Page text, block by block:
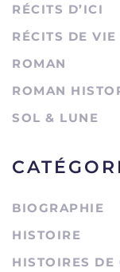
RÉCITS D’ICI
RÉCITS DE VIE
ROMAN
ROMAN
SOL & LUNE
BIOGRAPHIE
HISTOIRE
HISTOIRES DE